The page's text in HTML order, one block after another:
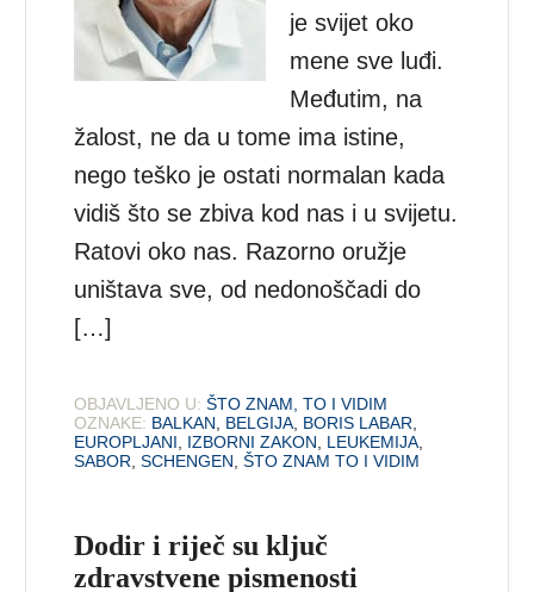
je svijet oko
mene sve luđi.
Međutim, na
žalost, ne da u tome ima istine,
nego teško je ostati normalan kada
vidiš što se zbiva kod nas i u svijetu.
Ratovi oko nas. Razorno oružje
uništava sve, od nedonoščadi do
[…]
OBJAVLJENO U: ŠTO ZNAM, TO I VIDIM
OZNAKE: BALKAN BELGIJA BORIS LABAR
EUROPLJANI
IZBORNI ZAKON LEUKEMIJA
SABOR ,SCHENGEN ,ŠTO ZNAM TO I VIDIM
Dodir i riječ su ključ
zdravstvene pismenosti